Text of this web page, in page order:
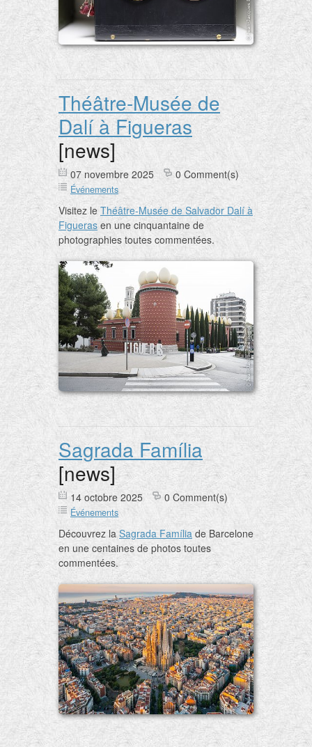
Théâtre-Musée de
Dalí à Figueras
[news]
07 novembre 2025 0 Comment(s)
Événements
Visitez le Théâtre-Musée de Salvador Dalí à
Figueras en une cinquantaine de
photographies toutes commentées.
Sagrada Família
[news]
14 octobre 2025 0 Comment(s)
Événements
Découvrez laSagrada Família de Barcelone
en une centaines de photos toutes
commentées.